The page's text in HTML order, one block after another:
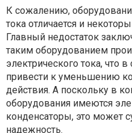
К сожалению,
тока отличается и
Главный недостаток
таким оборудованием
электрического тока, что
привести к уменьшению
действия. А поскольку в
оборудования имеются
конденсаторы, это может
надежность.